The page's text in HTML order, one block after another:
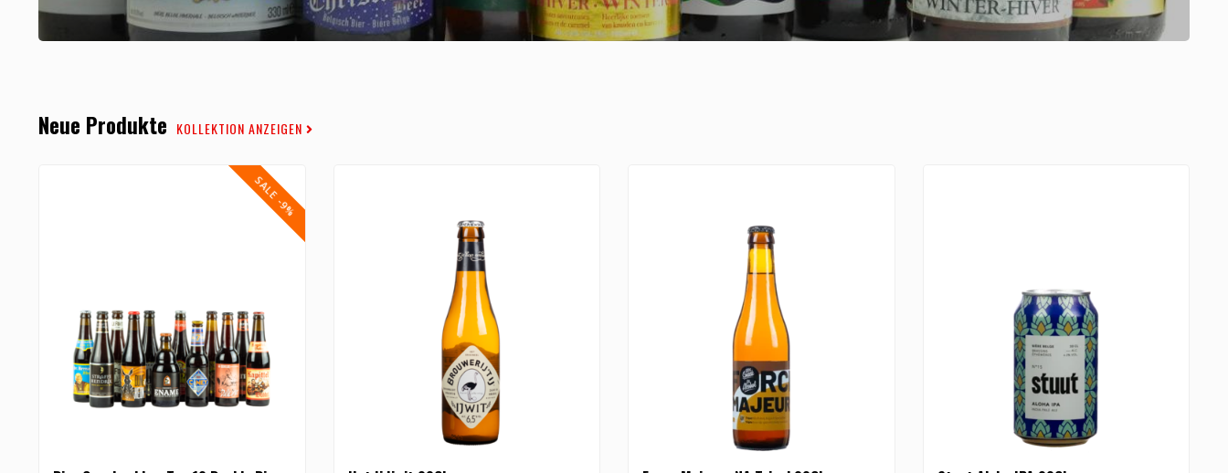
Neue Produkte KOLLEKTION ANZEIGEN
SALE -9%